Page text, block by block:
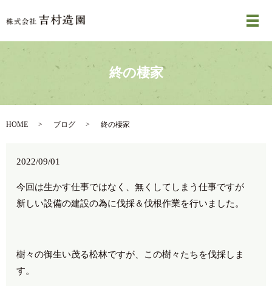
メ
終の棲家
HOME ブログ 終の棲家
2022/09/01
今回は生かす仕事ではなく、無くしてしまう仕事ですが
新しい設備の建設の為に伐採＆伐根作業を行いました。
樹々の御生い茂る松林ですが、この樹々たちを伐採しま
す。